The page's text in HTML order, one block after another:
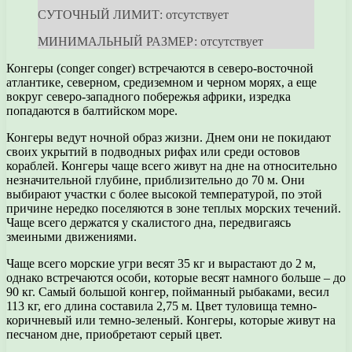
СУТОЧНЫЙ ЛИМИТ: отсутствует
МИНИМАЛЬНЫЙ РАЗМЕР: отсутствует
Конгеры (conger conger) встречаются в северо-восточной
атлантике, северном, средиземном и черном морях, а еще
вокруг северо-западного побережья африки, изредка
попадаются в балтийском море.
Конгеры ведут ночной образ жизни. Днем они не покидают
своих укрытий в подводных рифах или среди остовов
кораблей. Конгеры чаще всего живут на дне на относительно
незначительной глубине, приблизительно до 70 м. Они
выбирают участки с более высокой температурой, по этой
причине нередко поселяются в зоне теплых морских течений.
Чаще всего держатся у скалистого дна, передвигаясь
змеиными движениями.
Чаще всего морские угри весят 35 кг и вырастают до 2 м,
однако встречаются особи, которые весят намного больше – до
90 кг. Самый большой конгер, пойманный рыбаками, весил
113 кг, его длина составила 2,75 м. Цвет туловища темно-
коричневый или темно-зеленый. Конгеры, которые живут на
песчаном дне, приобретают серый цвет.